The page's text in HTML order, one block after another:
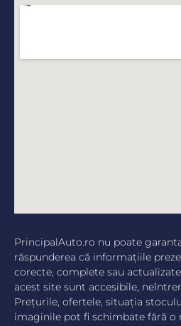
PrincipalAuto.ro nu poate
răspunderea că informaţiile
corecte, complete sau
acest site sunt accesibile,
Preţurile, ofertele, situaţia
imaginile pot fi schimbate fără o